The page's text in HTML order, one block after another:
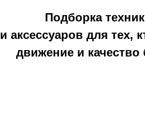
Подборка
и аксессуаров для тех,
движение и